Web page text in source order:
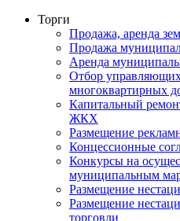
Торги
Продажа, аренда
Продажа
Аренда
Отбор
многоквартирных
Капитальный
ЖКХ
Размещение
Концессионные
Конкурсы на
муниципальным
Размещение
Размещение
торговли